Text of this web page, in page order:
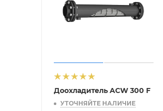
Доохладитель ACW 300 F
УТОЧНЯЙТЕ НАЛИЧИЕ